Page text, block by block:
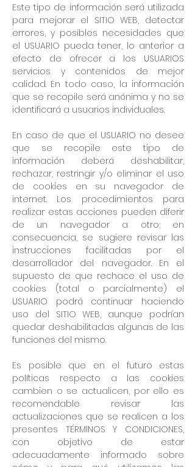
Este tipo de información será utilizada
para mejorar el SITIO WEB, detectar
errores, y posibles necesidades que
el USUARIO pueda tener, lo anterior a
efecto de ofrecer a los USUARIOS
servicios y contenidos de mejor
calidad. En todo caso, la información
que se recopile será anónima y no se
identificará a usuarios individuales.
En caso de que el USUARIO no desee
que se recopile este tipo de
información deberá deshabilitar,
rechazar, restringir y/o eliminar el uso
de cookies en su navegador de
internet. Los procedimientos para
realizar estas acciones pueden diferir
de un navegador a otro; en
consecuencia, se sugiere revisar las
instrucciones facilitadas por el
desarrollador del navegador. En el
supuesto de que rechace el uso de
cookies (total o parcialmente) el
USUARIO podrá continuar haciendo
uso del SITIO WEB, aunque podrían
quedar deshabilitadas algunas de las
funciones del mismo.
Es posible que en el futuro estas
políticas respecto a las cookies
cambien o se actualicen, por ello es
recomendable revisar las
actualizaciones que se realicen a los
presentes TÉRMINOS Y CONDICIONES,
con objetivo de estar
adecuadamente informado sobre